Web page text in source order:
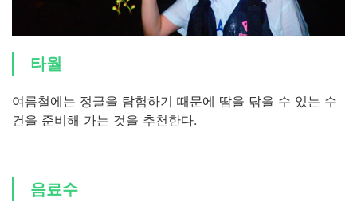
타월
여름철에는 정글을 탐험하기 때문에 땀을 닦을 수 있는 수
건을 준비해 가는 것을 추천한다.
음료수